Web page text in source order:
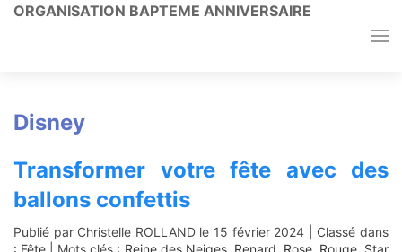
ORGANISATION BAPTEME ANNIVERSAIRE
Disney
Transformer votre fête avec des
ballons confettis
Publié par Christelle ROLLAND le 15 février 2024
| Classé dans
: Fête | Mots clés : Reine des Neiges, Renard, Rose, Rouge, Star